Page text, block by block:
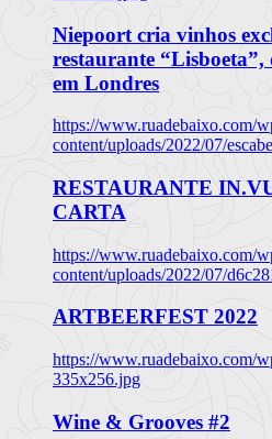
Niepoort cria vinhos
restaurante “Lisboeta”,
em Londres
https://www.ruadebaixo.com/
content/uploads/2022/07/
RESTAURANTE
CARTA
https://www.ruadebaixo.com/
content/uploads/2022/07/
ARTBEERFEST 2022
https://www.ruadebaixo.com/
335x256.jpg
Wine & Grooves #2